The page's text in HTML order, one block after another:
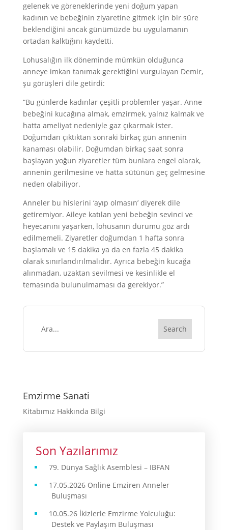
gelenek ve göreneklerinde yeni doğum yapan
kadının ve bebeğinin ziyaretine gitmek için bir süre
beklendiğini ancak günümüzde bu uygulamanın
ortadan kalktığını kaydetti.
Lohusalığın ilk döneminde mümkün olduğunca
anneye imkan tanımak gerektiğini vurgulayan Demir,
şu görüşleri dile getirdi:
“Bu günlerde kadınlar çeşitli problemler yaşar. Anne
bebeğini kucağına almak, emzirmek, yalnız kalmak ve
hatta ameliyat nedeniyle gaz çıkarmak ister.
Doğumdan çıktıktan sonraki birkaç gün annenin
kanaması olabilir. Doğumdan birkaç saat sonra
başlayan yoğun ziyaretler tüm bunlara engel olarak,
annenin gerilmesine ve hatta sütünün geç gelmesine
neden olabiliyor.
Anneler bu hislerini ‘ayıp olmasın’ diyerek dile
getiremiyor. Aileye katılan yeni bebeğin sevinci ve
heyecanını yaşarken, lohusanın durumu göz ardı
edilmemeli. Ziyaretler doğumdan 1 hafta sonra
başlamalı ve 15 dakika ya da en fazla 45 dakika
olarak sınırlandırılmalıdır. Ayrıca bebeğin kucağa
alınmadan, uzaktan sevilmesi ve kesinlikle el
temasında bulunulmaması da gerekiyor.”
Emzirme Sanati
Kitabımız Hakkında Bilgi
Son Yazılarımız
79. Dünya Sağlık Asemblesi – IBFAN
17.05.2026 Online Emziren Anneler
Buluşması
10.05.26 İkizlerle Emzirme Yolculuğu:
Destek ve Paylaşım Buluşması